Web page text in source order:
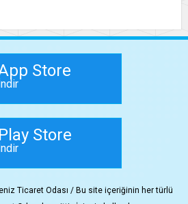
Store
Play Store
Ticaret Odası / Bu site içeriğinin her türlü